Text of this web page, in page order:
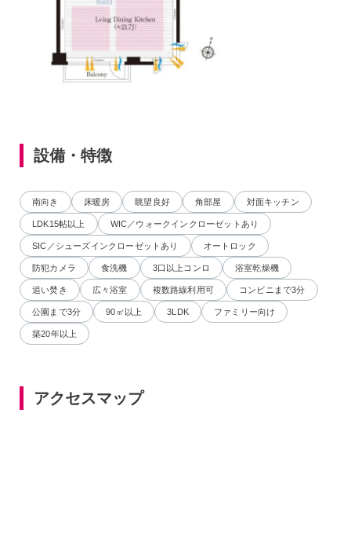
設備・特徴
南向き 床暖房 眺望良好 角部屋 対面キッチン
LDK15帖以上 WIC／ウォークインクローゼットあり
SIC／シューズインクローゼットあり オートロック
防犯カメラ 食洗機 3口以上コンロ 浴室乾燥機
追い焚き 広々浴室 複数路線利用可 コンビニまで3分
公園まで3分 90㎡以上 3LDK ファミリー向け
築20年以上
アクセスマップ